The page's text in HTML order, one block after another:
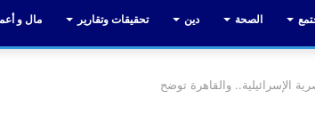
الصحة دين تحقيقات وتقارير مال و
الإسرائيلية.. والقاهرة توضح